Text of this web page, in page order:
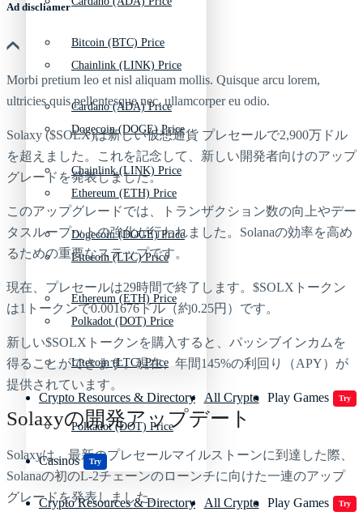
Chainlink (LINK) Price
Dogecoin (DOGE) Price
Ethereum (ETH) Price
Litecoin (LTC) Price
Polkadot (DOT) Price
Crypto Resources & Directory All Crypto Play Games Try
Casinos Try
Bitcoin (BTC) Price
Cardano (ADA) Price
Chainlink (LINK) Price
Dogecoin (DOGE) Price
Ethereum (ETH) Price
Litecoin (LTC) Price
Polkadot (DOT) Price
Crypto Resources & Directory All Crypto Play Games Try
Ad discliamer
Morbi pretium leo et nisl aliquam mollis. Quisque arcu lorem,
ultricies quis pellentesque nec, ullamcorper eu odio.
Solaxy ($SOLX)は新しい仮想通貨 プレセールで2,900万ドル
を超えました。これを記念して、新しい開発者向けのアップ
グレードを発表しました。
このアップグレードでは、トランザクション数の向上やデー
タスループットの強化が行われました。Solanaの効率を高め
るための重要なステップです。
現在、プレセールは29時間で終了します。$SOLXトークン
は1トークンで0.001676ドル（約0.25円）です。
新しい$SOLXトークンを購入すると、パッシブインカムを
得ることができます。現在、年間145%の利回り（APY）が
提供されています。
Solaxyの開発アップデート
Solaxyは、最新のプレセールマイルストーンに到達した際、
Solanaの初のL-2チェーンのローンチに向けた一連のアップ
グレードを発表しました。